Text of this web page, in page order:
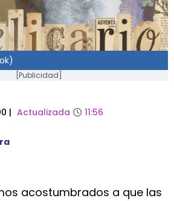
[Publicidad]
| Actualizada 11:56
acostumbrados a que las